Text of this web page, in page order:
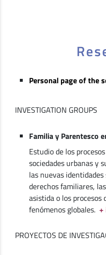
Personal page of the
INVESTIGATION GROUPS
Familia y Parentesco
Estudio de los
sociedades urbanas y
las nuevas
derechos familiares,
asistida o los
fenómenos globales. +
PROYECTOS DE